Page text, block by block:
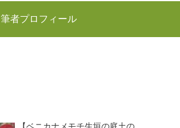
筆者プロフィール